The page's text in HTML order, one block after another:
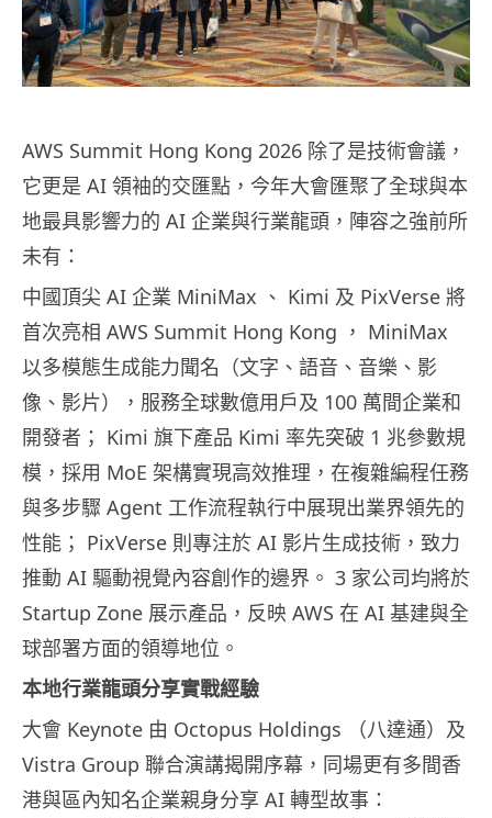
AWS Summit Hong Kong 2026 除了是技術會議，
它更是 AI 領袖的交匯點，今年大會匯聚了全球與本
地最具影響力的 AI 企業與行業龍頭，陣容之強前所
未有：
中國頂尖 AI 企業 MiniMax 、 Kimi 及 PixVerse 將
首次亮相 AWS Summit Hong Kong ， MiniMax
以多模態生成能力聞名（文字、語音、音樂、影
像、影片），服務全球數億用戶及 100 萬間企業和
開發者； Kimi 旗下產品 Kimi 率先突破 1 兆參數規
模，採用 MoE 架構實現高效推理，在複雜編程任務
與多步驟 Agent 工作流程執行中展現出業界領先的
性能； PixVerse 則專注於 AI 影片生成技術，致力
推動 AI 驅動視覺內容創作的邊界。 3 家公司均將於
Startup Zone 展示產品，反映 AWS 在 AI 基建與全
球部署方面的領導地位。
本地行業龍頭分享實戰經驗
大會 Keynote 由 Octopus Holdings （八達通）及
Vistra Group 聯合演講揭開序幕，同場更有多間香
港與區內知名企業親身分享 AI 轉型故事：